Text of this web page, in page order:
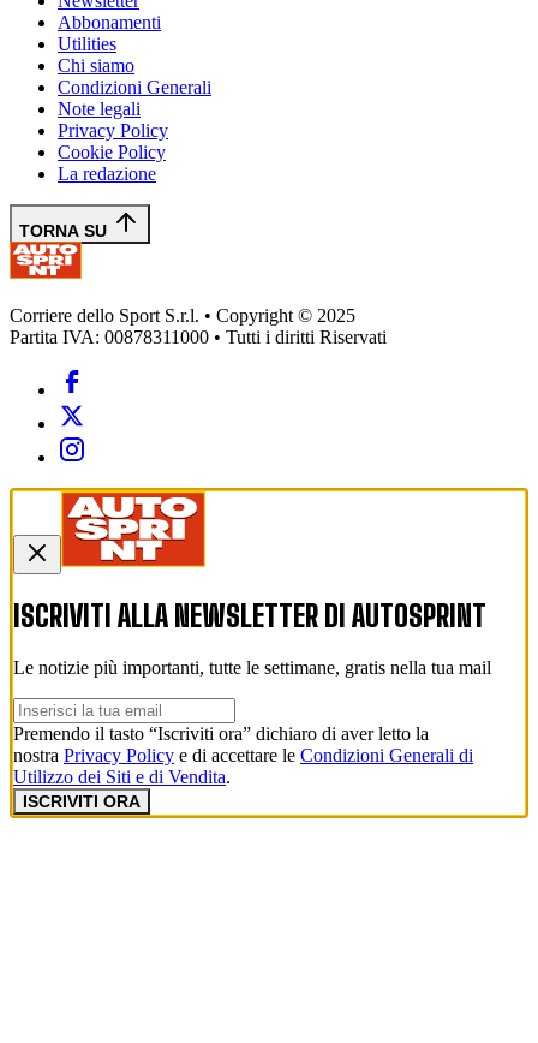
Abbonamenti
Utilities
Chi siamo
Condizioni Generali
Note legali
Privacy Policy
Cookie Policy
La redazione
TORNA SU
Corriere dello Sport S.r.l. • Copyright © 2025
Partita IVA: 00878311000 • Tutti i diritti Riservati
ISCRIVITI ALLA NEWSLETTER DI AUTOSPRINT
Le notizie più importanti, tutte le settimane, gratis nella tua mail
Premendo il tasto “Iscriviti ora” dichiaro di aver letto la
nostra Privacy Policy e di accettare le Condizioni Generali di
Utilizzo dei Siti e di Vendita.
ISCRIVITI ORA